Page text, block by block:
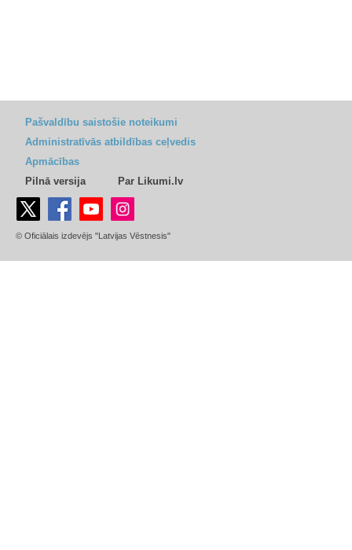
Pašvaldību saistošie noteikumi
Administratīvās atbildības ceļvedis
Apmācības
Pilnā versija
Par Likumi.lv
© Oficiālais izdevējs "Latvijas Vēstnesis"